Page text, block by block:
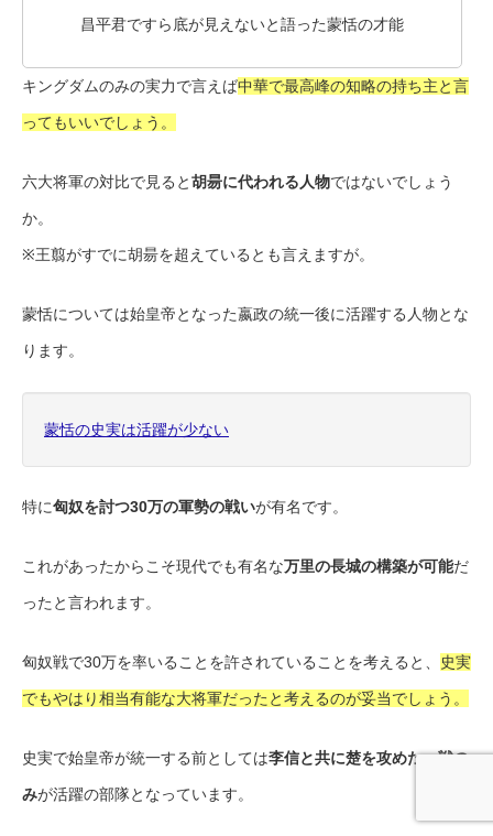
昌平君ですら底が見えないと語った蒙恬の才能
キングダムのみの実力で言えば中華で最高峰の知略の持ち主と言
ってもいいでしょう。
六大将軍の対比で見ると胡昜に代われる人物ではないでしょう
か。
※王翦がすでに胡昜を超えているとも言えますが。
蒙恬については始皇帝となった嬴政の統一後に活躍する人物とな
ります。
蒙恬の史実は活躍が少ない
特に匈奴を討つ30万の軍勢の戦いが有名です。
これがあったからこそ現代でも有名な万里の長城の構築が可能だ
ったと言われます。
匈奴戦で30万を率いることを許されていることを考えると、 史実
でもやはり相当有能な大将軍だったと考えるのが妥当でしょう。
史実で始皇帝が統一する前としては李信と共に楚を攻めた一戦の
みが活躍の部隊となっています。